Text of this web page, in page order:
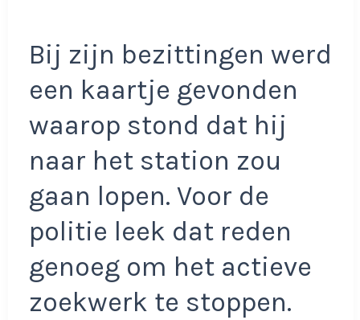
Bij zijn bezittingen werd
een kaartje gevonden
waarop stond dat hij
naar het station zou
gaan lopen. Voor de
politie leek dat reden
genoeg om het actieve
zoekwerk te stoppen.